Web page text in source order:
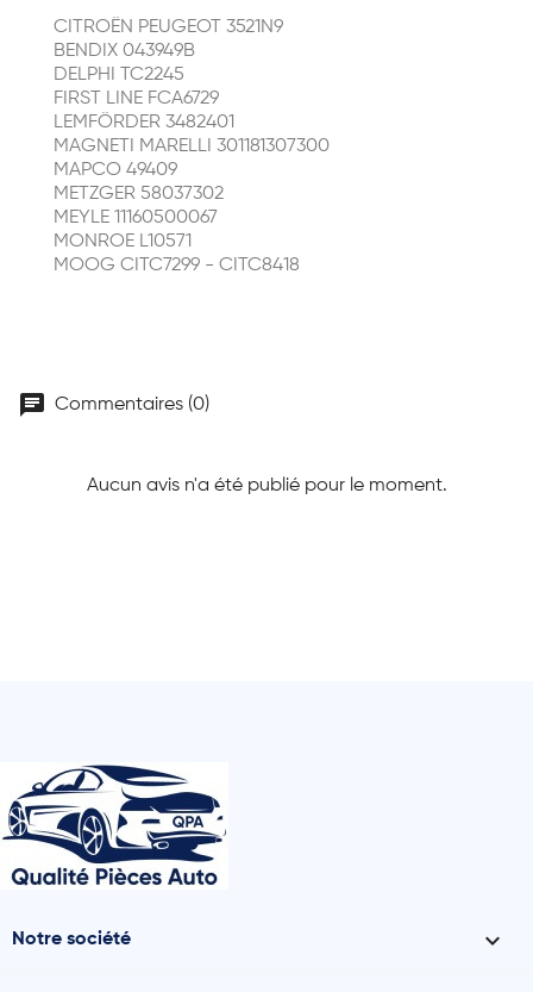
CITROËN PEUGEOT 3521N9
BENDIX 043949B
DELPHI TC2245
FIRST LINE FCA6729
LEMFÖRDER 3482401
MAGNETI MARELLI 301181307300
MAPCO 49409
METZGER 58037302
MEYLE 11160500067
MONROE L10571
MOOG CITC7299 - CITC8418
chat Commentaires (0)
Aucun avis n'a été publié pour le moment.
Notre société 